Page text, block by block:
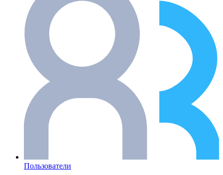
Пользователи